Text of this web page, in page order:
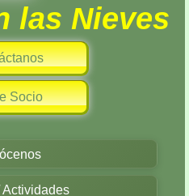
las Nieves
Socio
Actividades